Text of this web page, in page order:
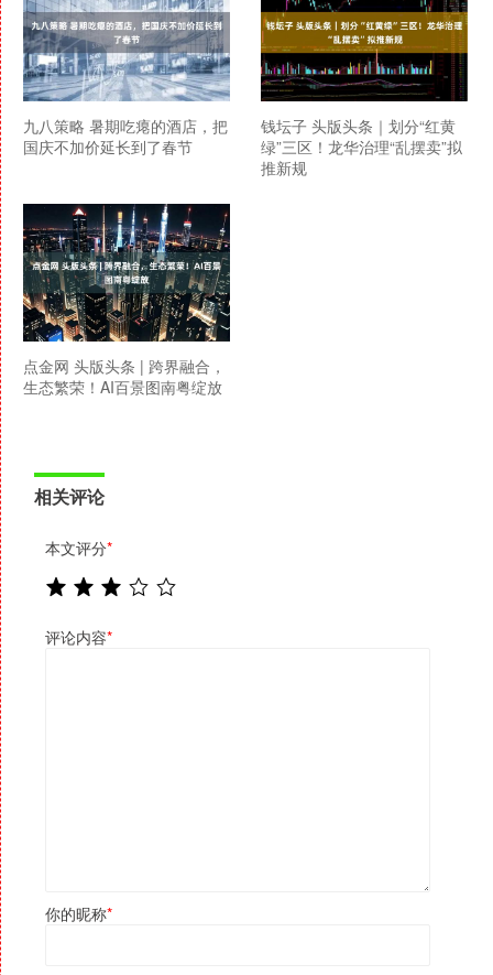
九八策略 暑期吃瘪的酒店，把
国庆不加价延长到了春节
钱坛子 头版头条｜划分“红黄
绿”三区！龙华治理“乱摆卖”拟
推新规
点金网 头版头条 | 跨界融合，
生态繁荣！AI百景图南粤绽放
相关评论
本文评分*
评论内容*
你的昵称*